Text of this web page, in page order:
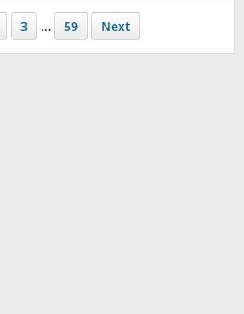
3 … 59 Next